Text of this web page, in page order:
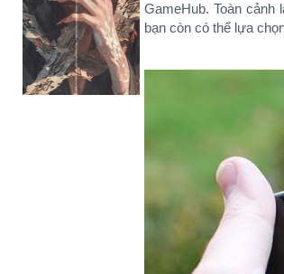
GameHub. Toàn cảnh
bạn còn có thể lựa